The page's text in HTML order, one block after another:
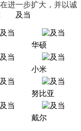
进一步扩大，并以诚
华硕
小米
努比亚
戴尔